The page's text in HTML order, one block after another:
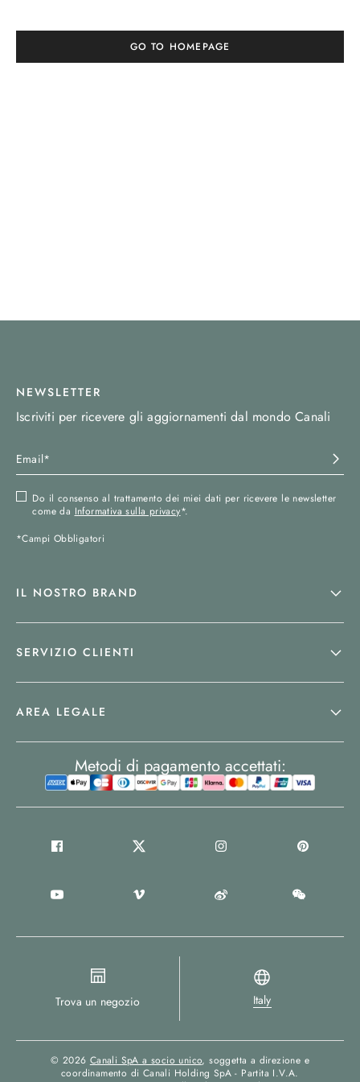
GO TO HOMEPAGE
NEWSLETTER
Iscriviti per ricevere gli aggiornamenti dal mondo Canali
Do il consenso al trattamento dei miei dati per ricevere le newsletter
come da Informativa sulla privacy*.
*Campi Obbligatori
IL NOSTRO BRAND
SERVIZIO CLIENTI
AREA LEGALE
Trova un negozio Italy
Metodi di pagamento accettati:
© 2026 Canali SpA a socio unico, soggetta a direzione e
coordinamento di Canali Holding SpA - Partita I.V.A.